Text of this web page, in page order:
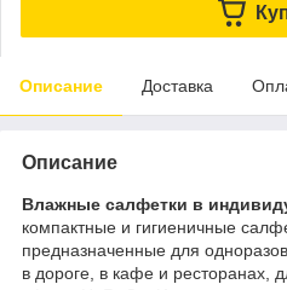
Описание Доставка
Описание
Влажные салфетки в
компактные и гигиеничные
предназначенные для
в дороге, в кафе и ресторанах,